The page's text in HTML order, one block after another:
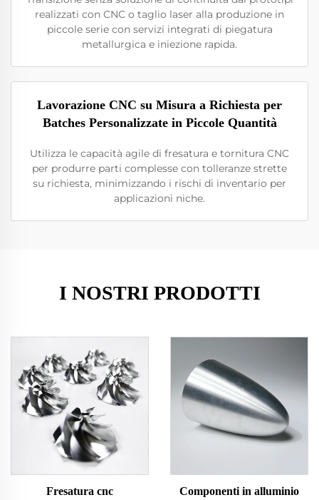
realizzati con CNC o taglio laser alla produzione in
piccole serie con servizi integrati di piegatura
metallurgica e iniezione rapida.
Lavorazione CNC su Misura a Richiesta per
Batches Personalizzate in Piccole Quantità
Utilizza le capacità agile di fresatura e tornitura CNC
per produrre parti complesse con tolleranze strette
su richiesta, minimizzando i rischi di inventario per
applicazioni niche.
I NOSTRI PRODOTTI
Fresatura cnc
Componenti in alluminio